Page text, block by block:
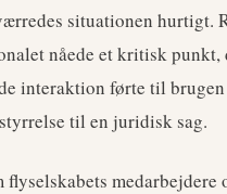
situationen hurtigt.
nåede et kritisk punkt,
interaktion førte til brugen
til en juridisk sag.
medarbejdere